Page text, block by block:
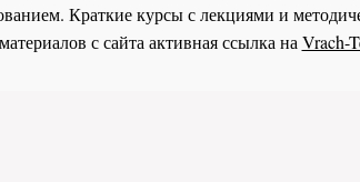
Краткие курсы с лекциями и
с сайта активная ссылка наVrach-